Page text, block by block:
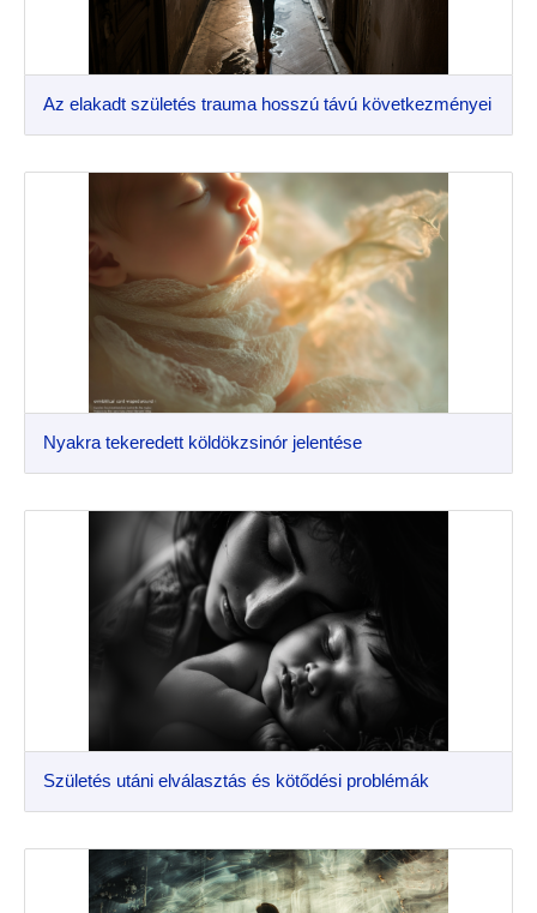
Az elakadt születés trauma hosszú távú következményei
Nyakra tekeredett köldökzsinór jelentése
Születés utáni elválasztás és kötődési problémák